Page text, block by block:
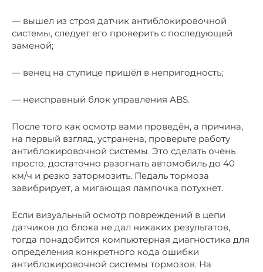
— вышел из строя датчик антиблокировочной
системы, следует его проверить с последующей
заменой;
— венец на ступице пришёл в непригодность;
— неисправный блок управления ABS.
После того как осмотр вами проведён, а причина,
на первый взгляд, устранена, проверьте работу
антиблокировочной системы. Это сделать очень
просто, достаточно разогнать автомобиль до 40
км/ч и резко затормозить. Педаль тормоза
завибрирует, а мигающая лампочка потухнет.
Если визуальный осмотр повреждений в цепи
датчиков до блока не дал никаких результатов,
тогда понадобится компьютерная диагностика для
определения конкретного кода ошибки
антиблокировочной системы тормозов. На